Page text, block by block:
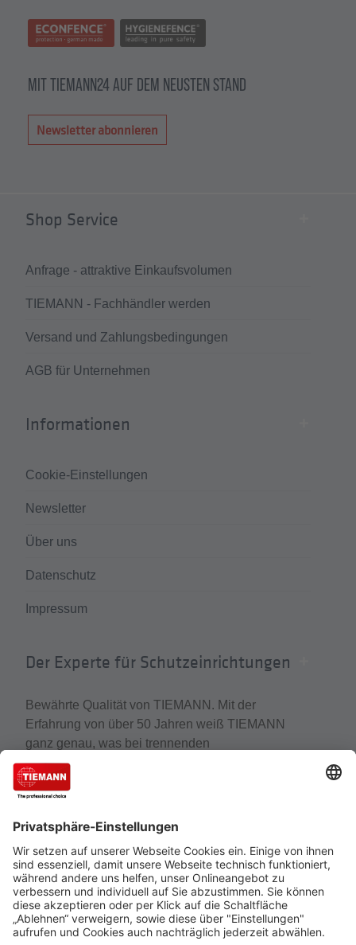
MIT TIEMANN24 AUF DEM NEUSTEN STAND
Newsletter abonnieren
Shop Service
Anfrage - attraktive Einkaufsvolumen
TIEMANN - Fachhändler werden
Versand und Zahlungsbedingungen
AGB für Unternehmen
Informationen
Cookie-Einstellungen
Newsletter
Über uns
Datenschutz
Impressum
Der Experte für Schutzeinrichtungen
Bewährte Qualität von TIEMANN. Mit der
Erfahrung von über 50 Jahren weiß TIEMANN
ganz genau, was bei trennenden
Distanzschutzeinrichtungen wirklich zählt. Der
Experte für Schutzeinrichtungen, Schutzzäune und
Gittertrennwände gehört zu den führenden
Unternehmen, wenn es um den Schutz von
Mensch, Maschine und Anlagen geht.
Cookie-Einstellungen Über uns
TIEMANN - Fachhändler werden
Versand und Zahlungsbedingungen
Datenschutz Impressum
Verkauf nur an Unternehmer, Gewerbetreibende, Freiberufler